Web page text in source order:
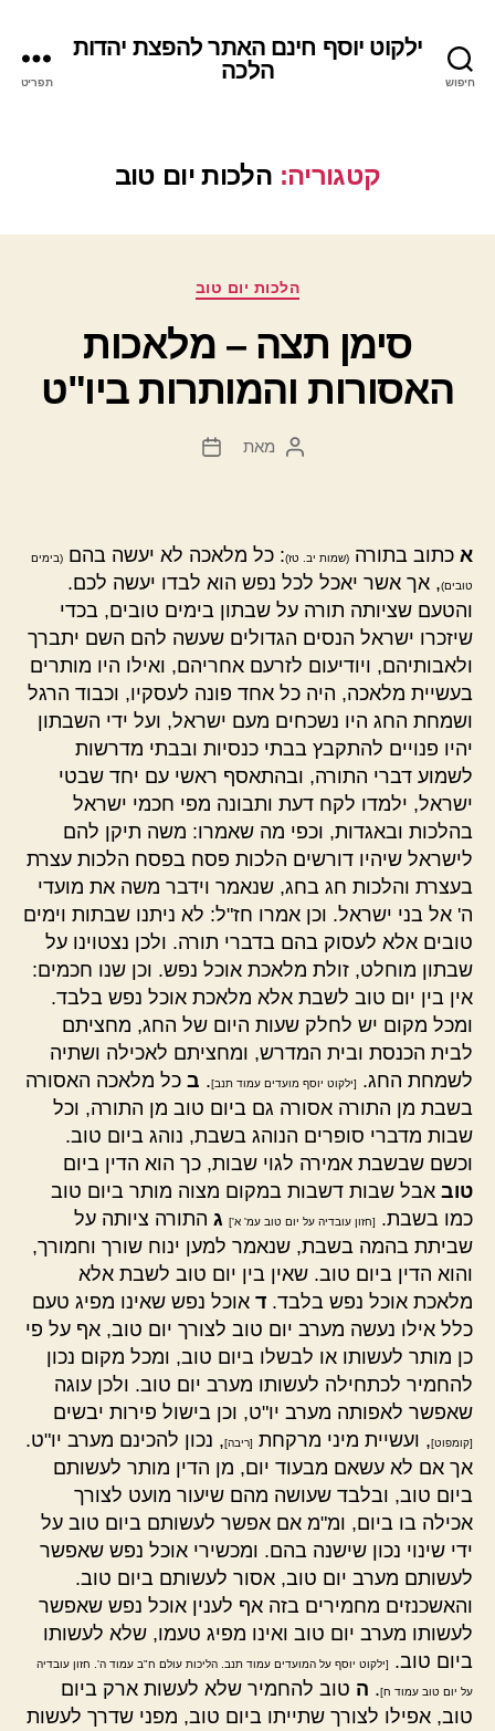
חיפוש
ילקוט יוסף חינם האתר להפצת יהדות
הלכה
תפריט
קטגוריה: הלכות יום טוב
קטגוריות
הלכות יום טוב
סימן תצה – מלאכות
האסורות והמותרות ביו"ט
המחבר
מאת
תאריך
א כתוב בתורה (שמות יב. טז): כל מלאכה לא יעשה בהם (בימים
טובים), אך אשר יאכל לכל נפש הוא לבדו יעשה לכם.
והטעם שציותה תורה על שבתון בימים טובים, בכדי
שיזכרו ישראל הנסים הגדולים שעשה להם השם יתברך
ולאבותיהם, ויודיעום לזרעם אחריהם, ואילו היו מותרים
בעשיית מלאכה, היה כל אחד פונה לעסקיו, וכבוד הרגל
ושמחת החג היו נשכחים מעם ישראל, ועל ידי השבתון
יהיו פנויים להתקבץ בבתי כנסיות ובבתי מדרשות
לשמוע דברי התורה, ובהתאסף ראשי עם יחד שבטי
ישראל, ילמדו לקח דעת ותבונה מפי חכמי ישראל
בהלכות ובאגדות, וכפי מה שאמרו: משה תיקן להם
לישראל שיהיו דורשים הלכות פסח בפסח הלכות עצרת
בעצרת והלכות חג בחג, שנאמר וידבר משה את מועדי
ה' אל בני ישראל. וכן אמרו חז"ל: לא ניתנו שבתות וימים
טובים אלא לעסוק בהם בדברי תורה. ולכן נצטוינו על
שבתון מוחלט, זולת מלאכת אוכל נפש. וכן שנו חכמים:
אין בין יום טוב לשבת אלא מלאכת אוכל נפש בלבד.
ומכל מקום יש לחלק שעות היום של החג, מחציתם
לבית הכנסת ובית המדרש, ומחציתם לאכילה ושתיה
לשמחת החג.
[ילקוט יוסף מועדים עמוד תנב]. ב כל מלאכה האסורה
בשבת מן התורה אסורה גם ביום טוב מן התורה, וכל
שבות מדברי סופרים הנוהג בשבת, נוהג ביום טוב.
וכשם שבשבת אמירה לגוי שבות, כך הוא הדין ביום
טוב אבל שבות דשבות במקום מצוה מותר ביום טוב
כמו בשבת.
[חזון עובדיה על יום טוב עמ' א'] ג התורה ציותה על
שביתת בהמה בשבת, שנאמר למען ינוח שורך וחמורך,
והוא הדין ביום טוב. שאין בין יום טוב לשבת אלא
מלאכת אוכל נפש בלבד. ד אוכל נפש שאינו מפיג טעם
כלל אילו נעשה מערב יום טוב לצורך יום טוב, אף על פי
כן מותר לעשותו או לבשלו ביום טוב, ומכל מקום נכון
להחמיר לכתחילה לעשותו מערב יום טוב. ולכן עוגה
שאפשר לאפותה מערב יו"ט, וכן בישול פירות יבשים
[קומפוט], ועשיית מיני מרקחת [ריבה], נכון להכינם מערב יו"ט.
אך אם לא עשאם מבעוד יום, מן הדין מותר לעשותם
ביום טוב, ובלבד שעושה מהם שיעור מועט לצורך
אכילה בו ביום, ומ"מ אם אפשר לעשותם ביום טוב על
ידי שינוי נכון שישנה בהם. ומכשירי אוכל נפש שאפשר
לעשותם מערב יום טוב, אסור לעשותם ביום טוב.
והאשכנזים מחמירים בזה אף לענין אוכל נפש שאפשר
לעשותו מערב יום טוב ואינו מפיג טעמו, שלא לעשותו
ביום טוב.
[ילקוט יוסף על המועדים עמוד תנב. הליכות עולם ח"ב עמוד ה'. חזון עובדיה
על יום טוב עמוד ח]. ה טוב להחמיר שלא לעשות ארק ביום
טוב, אפילו לצורך שתייתו ביום טוב, מפני שדרך לעשות